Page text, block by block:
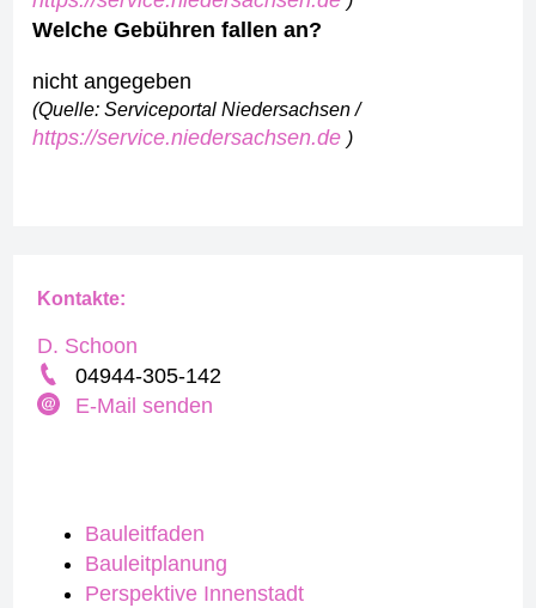
Welche Gebühren fallen an?
nicht angegeben
(Quelle: Serviceportal Niedersachsen /
https://service.niedersachsen.de )
Bauleitfaden
Bauleitplanung
Perspektive Innenstadt
Kontakte:
D. Schoon
04944-305-142
E-Mail senden